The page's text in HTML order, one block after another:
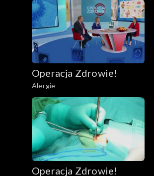
Operacja Zdrowie!
Alergie
Operacja Zdrowie!